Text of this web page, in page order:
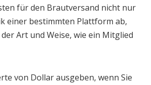
für den Brautversand nicht nur
einer bestimmten Plattform ab,
Art und Weise, wie ein Mitglied
von Dollar ausgeben, wenn Sie